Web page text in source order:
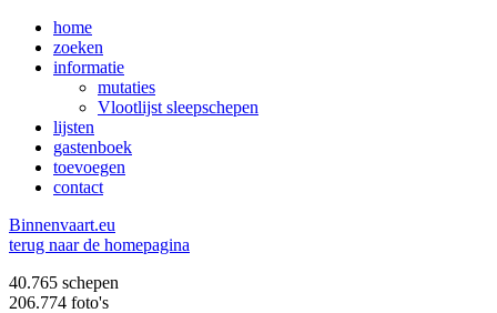
home
zoeken
informatie
mutaties
Vlootlijst sleepschepen
lijsten
gastenboek
toevoegen
contact
Binnenvaart.eu
terug naar de homepagina
40.765 schepen
206.774 foto's